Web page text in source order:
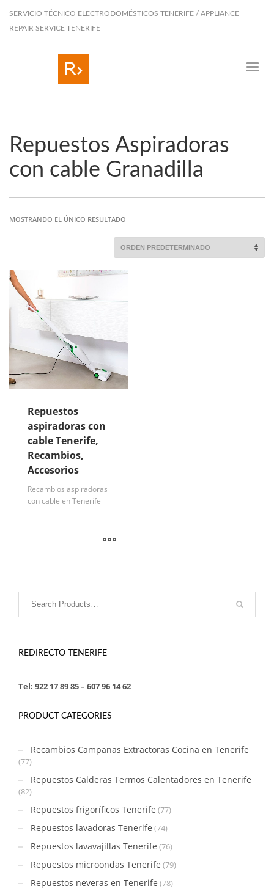
SERVICIO TÉCNICO ELECTRODOMÉSTICOS TENERIFE / APPLIANCE
REPAIR SERVICE TENERIFE
Repuestos Aspiradoras
con cable Granadilla
MOSTRANDO EL ÚNICO RESULTADO
Repuestos
aspiradoras con
cable Tenerife,
Recambios,
Accesorios
Recambios aspiradoras
con cable en Tenerife
REDIRECTO TENERIFE
Tel: 922 17 89 85 – 607 96 14 62
PRODUCT CATEGORIES
Recambios Campanas Extractoras Cocina en Tenerife
(77)
Repuestos Calderas Termos Calentadores en Tenerife
(82)
Repuestos frigoríficos Tenerife (77)
Repuestos lavadoras Tenerife (74)
Repuestos lavavajillas Tenerife (76)
Repuestos microondas Tenerife (79)
Repuestos neveras en Tenerife (78)